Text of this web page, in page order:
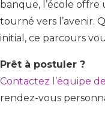
banque, l’école
tourné vers l’avenir.
initial, ce parcours
Prêt à postuler ?
Contactez l’équipe de
rendez-vous